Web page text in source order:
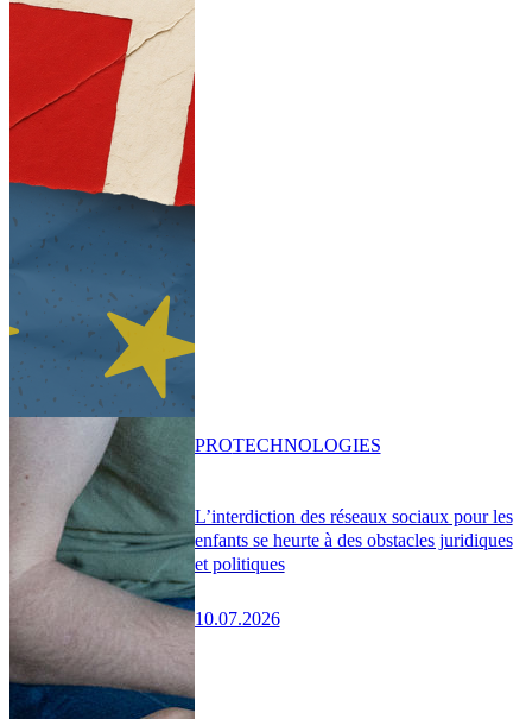
L’interdiction des réseaux sociaux pour les
enfants se heurte à des obstacles juridiques
et politiques
10.07.2026
PROTECHNOLOGIES